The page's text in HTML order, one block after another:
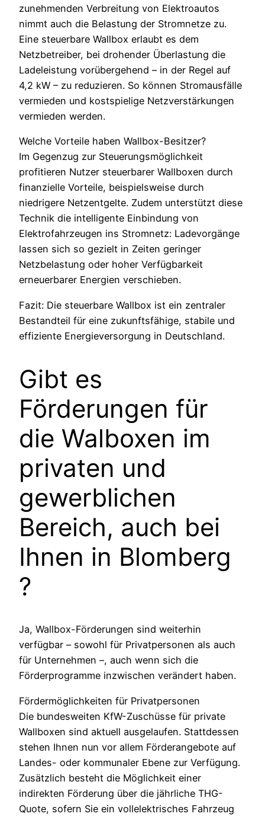
zunehmenden Verbreitung von Elektroautos
nimmt auch die Belastung der Stromnetze zu.
Eine steuerbare Wallbox erlaubt es dem
Netzbetreiber, bei drohender Überlastung die
Ladeleistung vorübergehend – in der Regel auf
4,2 kW – zu reduzieren. So können Stromausfälle
vermieden und kostspielige Netzverstärkungen
vermieden werden.
Welche Vorteile haben Wallbox-Besitzer?
Im Gegenzug zur Steuerungsmöglichkeit
profitieren Nutzer steuerbarer Wallboxen durch
finanzielle Vorteile, beispielsweise durch
niedrigere Netzentgelte. Zudem unterstützt diese
Technik die intelligente Einbindung von
Elektrofahrzeugen ins Stromnetz: Ladevorgänge
lassen sich so gezielt in Zeiten geringer
Netzbelastung oder hoher Verfügbarkeit
erneuerbarer Energien verschieben.
Fazit: Die steuerbare Wallbox ist ein zentraler
Bestandteil für eine zukunftsfähige, stabile und
effiziente Energieversorgung in Deutschland.
Gibt es
Förderungen für
die Walboxen im
privaten und
gewerblichen
Bereich, auch bei
Ihnen in Blomberg
?
Ja, Wallbox-Förderungen sind weiterhin
verfügbar – sowohl für Privatpersonen als auch
für Unternehmen –, auch wenn sich die
Förderprogramme inzwischen verändert haben.
Fördermöglichkeiten für Privatpersonen
Die bundesweiten KfW-Zuschüsse für private
Wallboxen sind aktuell ausgelaufen. Stattdessen
stehen Ihnen nun vor allem Förderangebote auf
Landes- oder kommunaler Ebene zur Verfügung.
Zusätzlich besteht die Möglichkeit einer
indirekten Förderung über die jährliche THG-
Quote, sofern Sie ein vollelektrisches Fahrzeug